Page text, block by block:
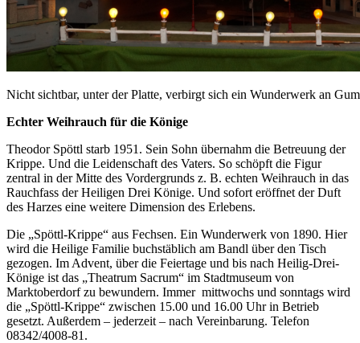
Nicht sichtbar, unter der Platte, verbirgt sich ein Wunderwerk an
Echter Weihrauch für die Könige
Theodor Spöttl starb 1951. Sein Sohn übernahm die Betreuung der
Krippe. Und die Leidenschaft des Vaters. So schöpft die Figur
zentral in der Mitte des Vordergrunds z. B. echten Weihrauch in das
Rauchfass der Heiligen Drei Könige. Und sofort eröffnet der Duft
des Harzes eine weitere Dimension des Erlebens.
Die „Spöttl-Krippe“ aus Fechsen. Ein Wunderwerk von 1890. Hier
wird die Heilige Familie buchstäblich am Bandl über den Tisch
gezogen. Im Advent, über die Feiertage und bis nach Heilig-Drei-
Könige ist das „Theatrum Sacrum“ im Stadtmuseum von
Marktoberdorf zu bewundern. Immer mittwochs und sonntags wird
die „Spöttl-Krippe“ zwischen 15.00 und 16.00 Uhr in Betrieb
gesetzt. Außerdem – jederzeit – nach Vereinbarung. Telefon
08342/4008-81.